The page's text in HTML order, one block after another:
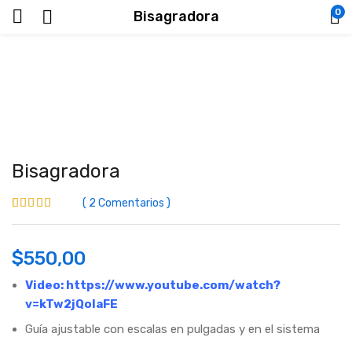
Bisagradora 0
Bisagradora
sobre 5 basado
de clientes
2 Comentarios
$550,00
Video: https://www.youtube.com/watch?
v=kTw2jQolaFE
Guía ajustable con escalas en pulgadas y en el sistema